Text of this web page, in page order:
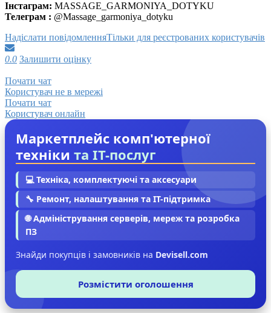
Інстаграм: MASSAGE_GARMONIYA_DOTYKU
Телеграм : @Massage_garmoniya_dotyku
Надіслати повідомленняТільки для реєстрованих користувачів
0.0 Залишити оцінку
Почати чат
Користувач не в мережі
Почати чат
Користувач онлайн
Маркетплейс комп'ютерної
техніки та IT-послуг
💻 Техніка, комплектуючі та аксесуари
🔧 Ремонт, налаштування та IT-підтримка
🌐 Адміністрування серверів, мереж та розробка
ПЗ
Знайди покупців і замовників на Devisell.com
Розмістити оголошення